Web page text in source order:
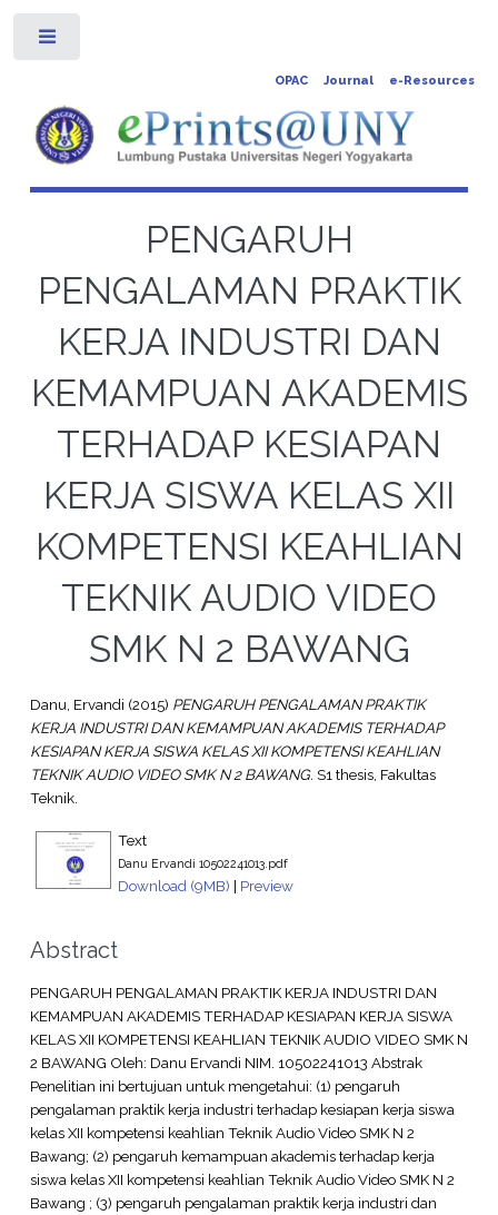
OPAC Journal e-Resources
PENGARUH
PENGALAMAN PRAKTIK
KERJA INDUSTRI DAN
KEMAMPUAN AKADEMIS
TERHADAP KESIAPAN
KERJA SISWA KELAS XII
KOMPETENSI KEAHLIAN
TEKNIK AUDIO VIDEO
SMK N 2 BAWANG
Danu, Ervandi (2015) PENGARUH PENGALAMAN PRAKTIK
KERJA INDUSTRI DAN KEMAMPUAN AKADEMIS TERHADAP
KESIAPAN KERJA SISWA KELAS XII KOMPETENSI KEAHLIAN
TEKNIK AUDIO VIDEO SMK N 2 BAWANG. S1 thesis, Fakultas
Teknik.
Text
Danu Ervandi 10502241013.pdf
Download (9MB) | Preview
Abstract
PENGARUH PENGALAMAN PRAKTIK KERJA INDUSTRI DAN
KEMAMPUAN AKADEMIS TERHADAP KESIAPAN KERJA SISWA
KELAS XII KOMPETENSI KEAHLIAN TEKNIK AUDIO VIDEO SMK N
2 BAWANG Oleh: Danu Ervandi NIM. 10502241013 Abstrak
Penelitian ini bertujuan untuk mengetahui: (1) pengaruh
pengalaman praktik kerja industri terhadap kesiapan kerja siswa
kelas XII kompetensi keahlian Teknik Audio Video SMK N 2
Bawang; (2) pengaruh kemampuan akademis terhadap kerja
siswa kelas XII kompetensi keahlian Teknik Audio Video SMK N 2
Bawang ; (3) pengaruh pengalaman praktik kerja industri dan